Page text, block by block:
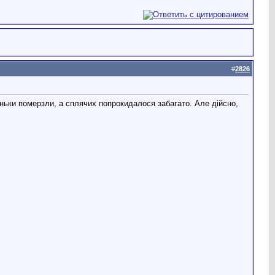
#2826
померзли, а сплячих попрокидалося забагато. Але дійсно,